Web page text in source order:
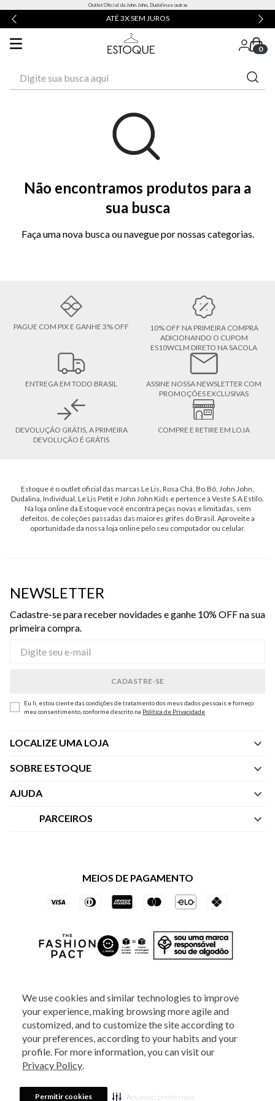
We use cookies and similar technologies to improve
your experience, making browsing more agile and
customized, and to customize the site according to
your preferences, according to your habits and your
profile. For more information, you can visit our
Privacy Policy.
Permitir cookies Advanced preferences
Outlet Oficial da John John, Dudalina e outras
ATÉ 3X SEM JUROS
0
Não encontramos produtos para a
sua busca
Faça uma nova busca ou navegue por nossas categorias.
PAGUE COM PIX E GANHE 3% OFF
10% OFF NA PRIMEIRA COMPRA
ADICIONANDO O CUPOM
ES10WCLM DIRETO NA SACOLA
ENTREGA EM TODO BRASIL
ASSINE NOSSA NEWSLETTER COM
PROMOÇÕES EXCLUSIVAS
DEVOLUÇÃO GRÁTIS, A PRIMEIRA
DEVOLUÇÃO É GRÁTIS
COMPRE E RETIRE EM LOJA
Estoque é o outlet oficial das marcas Le Lis, Rosa Chá, Bo.Bô, John John,
Dudalina, Individual, Le Lis Petit e John John Kids e pertence à Veste S.A Estilo.
Na loja online da Estoque você encontra peças novas e limitadas, sem
defeitos, de coleções passadas das maiores grifes do Brasil. Aproveite a
oportunidade da nossa loja online pelo seu computador ou celular.
NEWSLETTER
Cadastre-se para receber novidades e ganhe 10% OFF na sua
primeira compra.
Eu li, estou ciente das condições de tratamento dos meus dados pessoais e forneço
meu consentimento, conforme descrito na Política de Privacidade
LOCALIZE UMA LOJA
SOBRE ESTOQUE
Quem Somos
AJUDA
Central de Atendimento
Trocas e Devoluções
PARCEIROS
Vai de Visa
Azul Fidelidade
MEIOS DE PAGAMENTO
2025 - Veste S.A Estilo. Todos os direitos reservados - A loja Estoque reserva-
se no direito de corrigir ou alterar informações como: preços, promoções e
880 5520.Horário de Atendimento:
Sábados das 8h às 14h, exceto feriados. Veste S.A Estilo. Rua Othão, 405, Vila